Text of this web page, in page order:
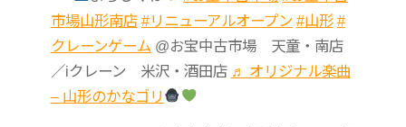
市場山形南店 #リニューアルオープン #山形 #
クレーンゲーム @お宝中古市場 天童・南店
／iクレーン 米沢・酒田店 ♬ オリジナル楽曲
– 山形のかなゴリ